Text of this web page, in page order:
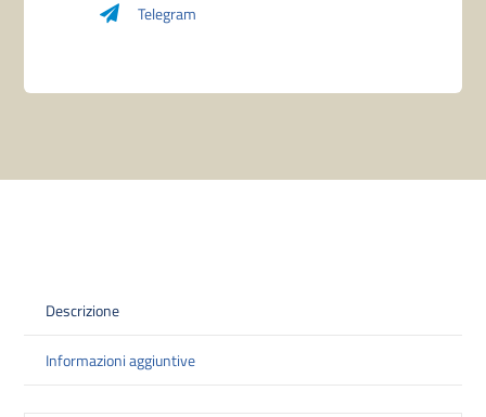
Telegram
Descrizione
Informazioni aggiuntive